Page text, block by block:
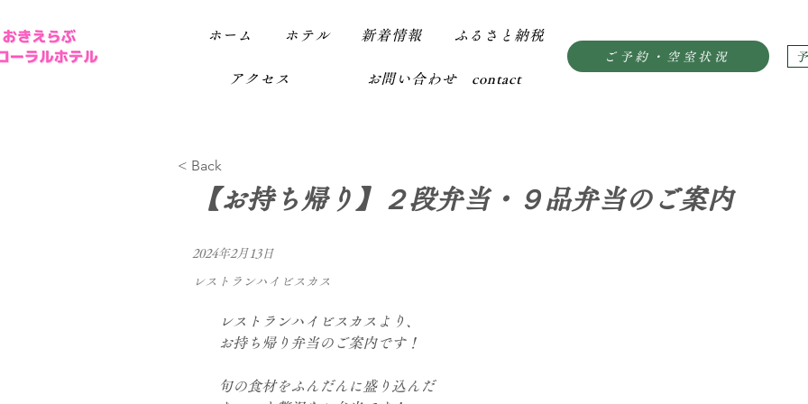
ホーム ホテル 新着情報 ふるさと納税
アクセス お問い合わせ contact
ご予約・空室状況
< Back
【お持ち帰り】２段弁当・９品弁当のご案内
2024年2月13日
レストランハイビスカス
レストランハイビスカスより、
お持ち帰り弁当のご案内です！
旬の食材をふんだんに盛り込んだ